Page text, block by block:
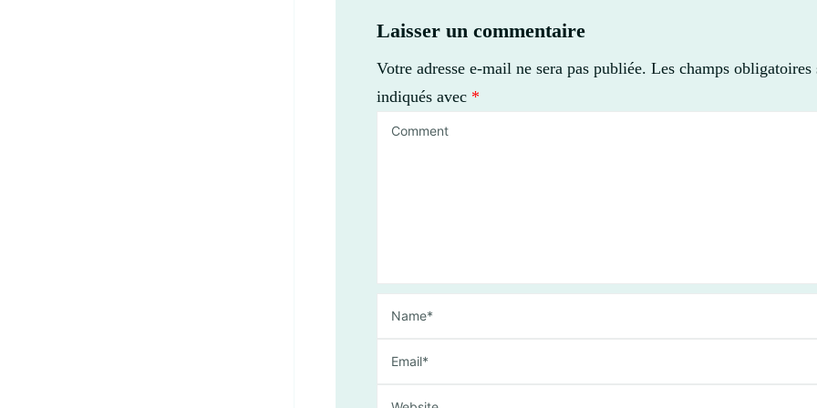
Laisser un commentaire
Votre adresse e-mail ne sera pas publiée. Les champs obligatoires
indiqués avec *